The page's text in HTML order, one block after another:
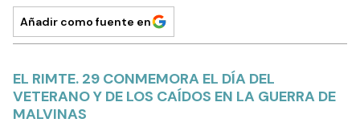
Añadir como fuente en
EL RIMTE. 29 CONMEMORA EL DÍA DEL
VETERANO Y DE LOS CAÍDOS EN LA GUERRA DE
MALVINAS